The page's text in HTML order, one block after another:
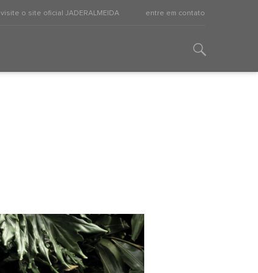
visite o site oficial JADERALMEIDA entre em contato